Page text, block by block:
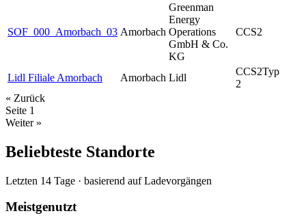
SOF_000_Amorbach_03 Amorbach
Greenman
Energy
Operations
GmbH & Co.
KG
CCS2
Lidl Filiale Amorbach Amorbach Lidl
CCS2Typ
2
« Zurück
Seite 1
Weiter »
Beliebteste Standorte
Letzten 14 Tage · basierend auf Ladevorgängen
Meistgenutzt